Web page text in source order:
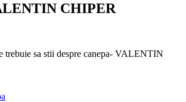
CHIPER
trebuie sa stii despre canepa- VALENTIN